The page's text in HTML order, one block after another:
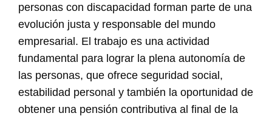
personas con discapacidad forman parte de una
evolución justa y responsable del mundo
empresarial. El trabajo es una actividad
fundamental para lograr la plena autonomía de
las personas, que ofrece seguridad social,
estabilidad personal y también la oportunidad de
obtener una pensión contributiva al final de la